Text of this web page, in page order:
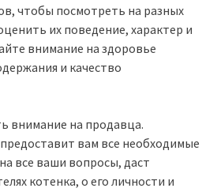
чтобы посмотреть на разных
их поведение, характер и
внимание на здоровье
и качество
внимание на продавца.
вам все необходимые
все ваши вопросы, даст
котенка, о его личности и